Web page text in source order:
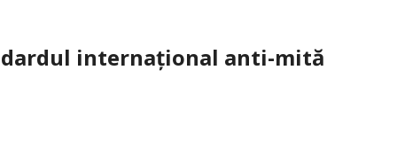
internațional anti-mită